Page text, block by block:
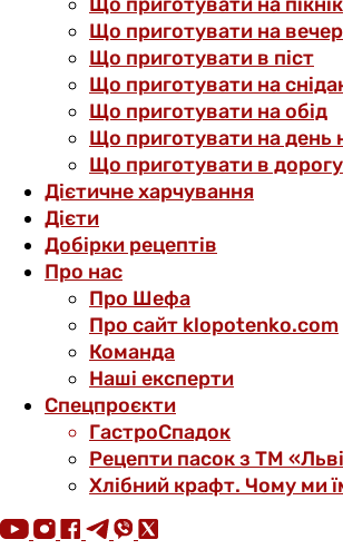
Що приготувати на
Що приготувати в піст
Що приготувати на
Що приготувати на обід
Що приготувати на день
Що приготувати в дорогу
Дієтичне харчування
Дієти
Добірки рецептів
Про нас
Про Шефа
Про сайт klopotenko.com
Команда
Наші експерти
Спецпроєкти
ГастроСпадок
Рецепти пасок з ТМ
Хлібний крафт. Чому ми